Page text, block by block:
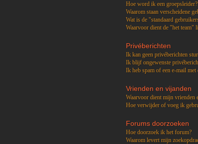
Hoe word ik een groepsleider?
Waarom staan verscheidene
Wat is de "standaard
Waarvoor dient de "het team"
Privéberichten
Ik kan geen privéberichten
Ik blijf ongewenste
Ik heb spam of een e-mail
Vrienden en vijanden
Waarvoor dient mijn vrienden
Hoe verwijder of voeg ik
Forums doorzoeken
Hoe doorzoek ik het forum?
Waarom levert mijn